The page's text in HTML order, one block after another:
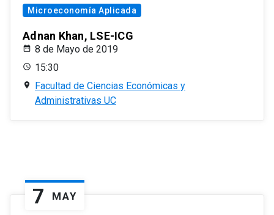
Microeconomía Aplicada
Adnan Khan, LSE-ICG
8 de Mayo de 2019
15:30
Facultad de Ciencias Económicas y
Administrativas UC
7 MAY